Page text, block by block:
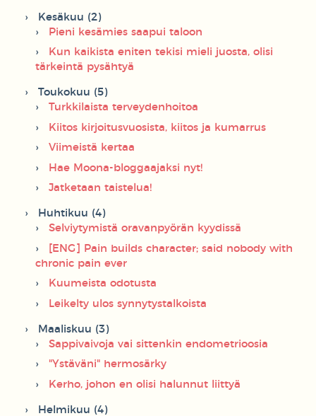
Kesäkuu (2)
Pieni kesämies saapui taloon
Kun kaikista eniten tekisi mieli juosta, olisi
tärkeintä pysähtyä
Toukokuu (5)
Turkkilaista terveydenhoitoa
Kiitos kirjoitusvuosista, kiitos ja kumarrus
Viimeistä kertaa
Hae Moona-bloggaajaksi nyt!
Jatketaan taistelua!
Huhtikuu (4)
Selviytymistä oravanpyörän kyydissä
[ENG] Pain builds character; said nobody with
chronic pain ever
Kuumeista odotusta
Leikelty ulos synnytystalkoista
Maaliskuu (3)
Sappivaivoja vai sittenkin endometrioosia
"Ystäväni" hermosärky
Kerho, johon en olisi halunnut liittyä
Helmikuu (4)